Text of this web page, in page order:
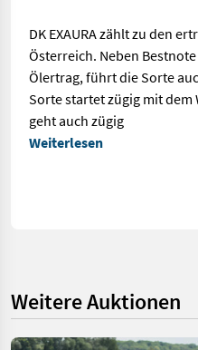
DK EXAURA zählt zu den
Österreich. Neben
Ölertrag, führt die Sorte
Sorte startet zügig mit
geht auch zügig
Weiterlesen
Weitere Auktionen